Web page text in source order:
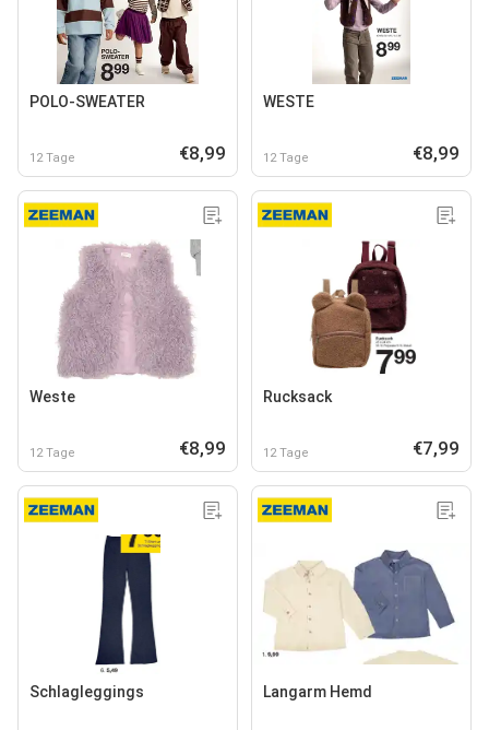
POLO-SWEATER
12 Tage €8,99
WESTE
12 Tage €8,99
Weste
12 Tage €8,99
Rucksack
12 Tage €7,99
Schlagleggings Langarm Hemd